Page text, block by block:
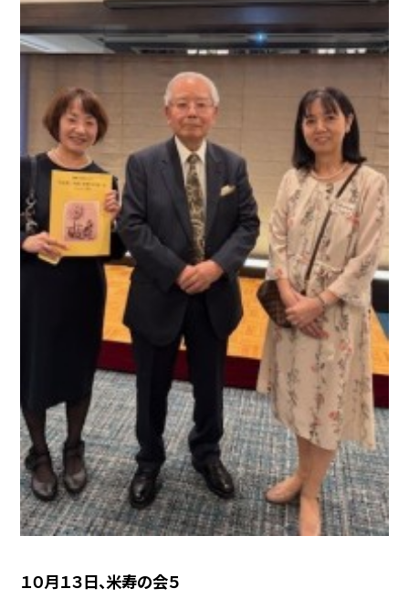
１０月１３日、米寿の会５